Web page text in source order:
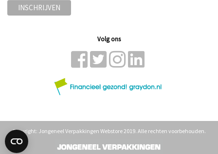
Volg ons
Copyright: Jongeneel Verpakkingen Webstore 2019. Alle rechten voorbehouden.